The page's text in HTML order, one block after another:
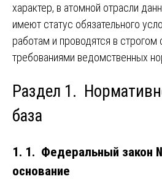
характер, в атомной отрасли
имеют статус обязательного
работам и проводятся в строгом
требованиями ведомственных
Раздел 1.
база
1. 1. Федеральный закон
основание